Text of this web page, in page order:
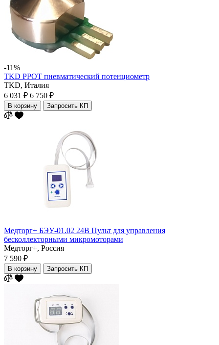
-11%
TKD PPOT пневматический потенциометр
TKD, Италия
6 031 ₽ 6 750 ₽
В корзину Запросить КП
Медторг+ БЭУ-01.02 24В Пульт для управления
бесколлекторными микромоторами
Медторг+, Россия
7 590 ₽
В корзину Запросить КП